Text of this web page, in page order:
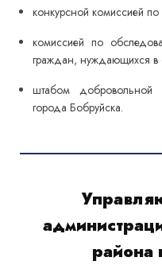
конкурсной комиссией
комиссией по
граждан, нуждающихся в
штабом добровольной
города Бобруйска.
района